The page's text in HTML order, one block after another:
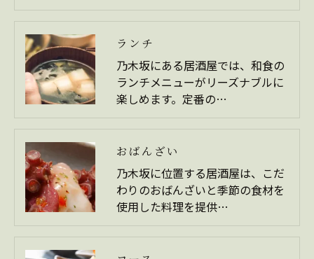
ランチ
乃木坂にある居酒屋では、和食の
ランチメニューがリーズナブルに
楽しめます。定番の…
おばんざい
乃木坂に位置する居酒屋は、こだ
わりのおばんざいと季節の食材を
使用した料理を提供…